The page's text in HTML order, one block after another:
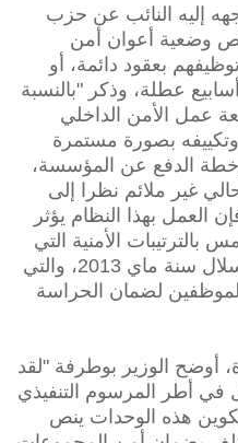
إليه النائب عن حزب
وضعية أعوان أمن
بعقود دائمة، أو
بصيغة 4 أسابيع عمل مقابل 4 أسابيع عطلة، وذكر "بالنسبة
فإن طبيعة عمل الأمن الداخلي
بصورة مستمرة
الدفع عن المؤسسة،
غير ملائم نظرا إلى
العمل بهذا النظام يؤثر
الأمنية التي
أقرها الوزير الأول عبد المالك سلال سنة ماي 2013، والتي
لضمان الحراسة
أوضح الوزير بوطرفة "لقد
في أطر المرسوم التنفيذي
فإن تكوين هذه الوحدات ينص